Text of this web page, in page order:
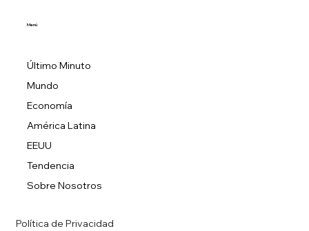
Último Minuto
Mundo
Economía
América Latina
EEUU
Tendencia
Sobre Nosotros
Menú
Política de Privacidad